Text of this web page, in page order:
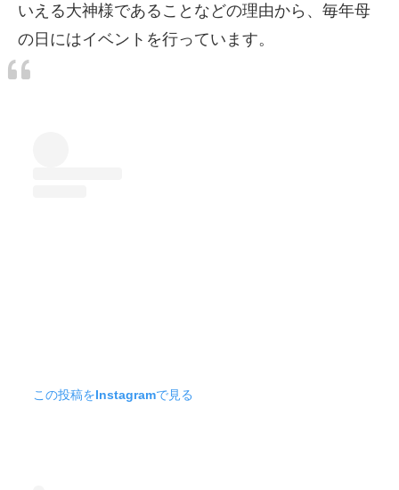
いえる大神様であることなどの理由から、毎年母
の日にはイベントを行っています。
この投稿をInstagramで見る